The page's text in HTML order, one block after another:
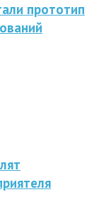
прототип